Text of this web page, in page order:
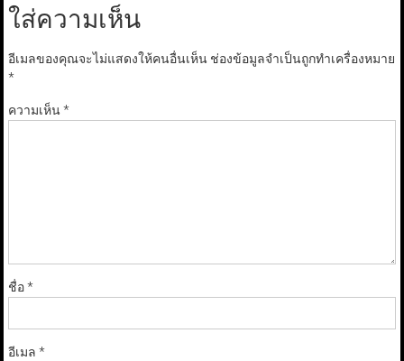
ใส่ความเห็น
อีเมลของคุณจะไม่แสดงให้คนอื่นเห็น ช่องข้อมูลจำเป็นถูกทำเครื่องหมาย
*
ความเห็น*
ชื่อ*
อีเมล *